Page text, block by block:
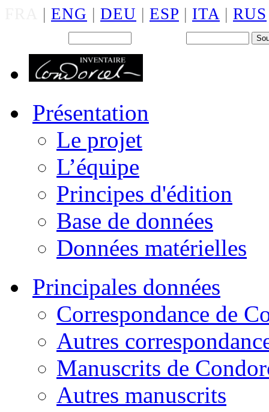
| ENG | DEU | ESP | ITA | RUS
Présentation
Le projet
L’équipe
Principes d'édition
Base de données
Données matérielles
Principales données
Correspondance de
Autres
Manuscrits de
Autres manuscrits